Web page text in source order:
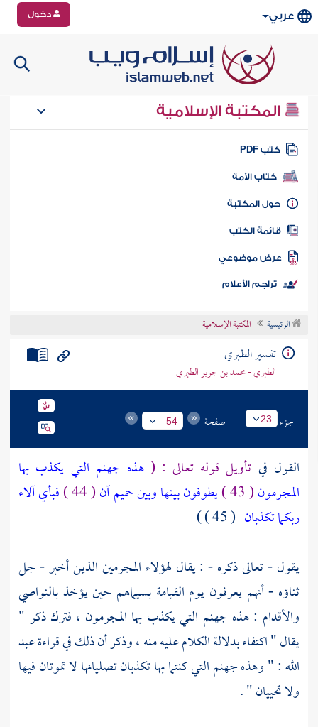
عربي دخول
المكتبة الإسلامية
كتب PDF
كتاب الأمة
المكتبة
الكتب
موضوعي
تراجم الأعلام
الرئيسية المكتبة الإسلامية
تفسير الطبري
الطبري - محمد بن جرير الطبري
جزء 23 صفحة 54
القول في تأويل قوله تعالى : (هذه جهنم التي يكذب بها
المجرمون( 43 ) يطوفون بينها وبين حميم آن( 44 )
فبأي آلاء
ربكما تكذبان ( 45 ) )
يقول - تعالى ذكره - : يقال لهؤلاء المجرمين الذين أخبر - جل
ثناؤه - أنهم يعرفون يوم القيامة بسيماهم حين يؤخذ بالنواصي
والأقدام : هذه جهنم التي يكذب بها المجرمون ، فترك ذكر "
يقال " اكتفاء بدلالة الكلام عليه منه ، وذكر أن ذلك في قراءة عبد
الله : " وهذه جهنم التي كنتما بها تكذبان تصليانها لا تموتان فيها
ولا تحييان " .